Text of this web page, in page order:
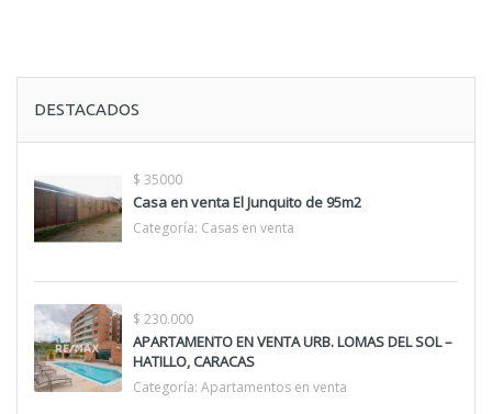
DESTACADOS
$ 35000
Casa en venta El Junquito de 95m2
Categoría: Casas en venta
$ 230.000
APARTAMENTO EN VENTA URB. LOMAS DEL SOL –
HATILLO, CARACAS
Categoría: Apartamentos en venta